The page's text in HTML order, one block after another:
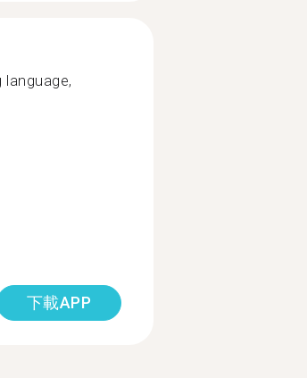
language,
下載APP